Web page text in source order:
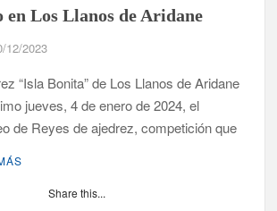
en Los Llanos de Aridane
12/2023
“Isla Bonita” de Los Llanos de Aridane
jueves, 4 de enero de 2024, el
de Reyes de ajedrez, competición que
Share this...